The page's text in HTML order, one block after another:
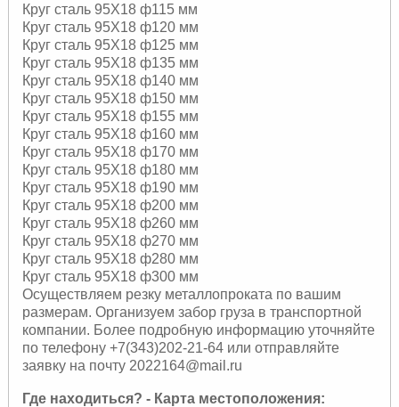
Круг сталь 95Х18 ф115 мм
Круг сталь 95Х18 ф120 мм
Круг сталь 95Х18 ф125 мм
Круг сталь 95Х18 ф135 мм
Круг сталь 95Х18 ф140 мм
Круг сталь 95Х18 ф150 мм
Круг сталь 95Х18 ф155 мм
Круг сталь 95Х18 ф160 мм
Круг сталь 95Х18 ф170 мм
Круг сталь 95Х18 ф180 мм
Круг сталь 95Х18 ф190 мм
Круг сталь 95Х18 ф200 мм
Круг сталь 95Х18 ф260 мм
Круг сталь 95Х18 ф270 мм
Круг сталь 95Х18 ф280 мм
Круг сталь 95Х18 ф300 мм
Осуществляем резку металлопроката по вашим
размерам. Организуем забор груза в транспортной
компании. Более подробную информацию уточняйте
по телефону +7(343)202-21-64 или отправляйте
заявку на почту 2022164@mail.ru
Где находиться? - Карта местоположения: